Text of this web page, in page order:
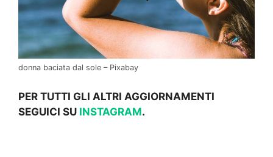
donna baciata dal sole – Pixabay
PER TUTTI GLI ALTRI AGGIORNAMENTI
SEGUICI SU INSTAGRAM.